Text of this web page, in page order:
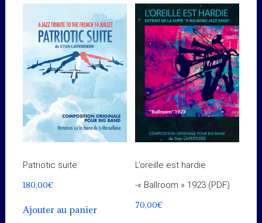
Patriotic suite
180,00€
Ajouter au panier
L’oreille est hardie
-« Ballroom » 1923 (PDF)
70,00€